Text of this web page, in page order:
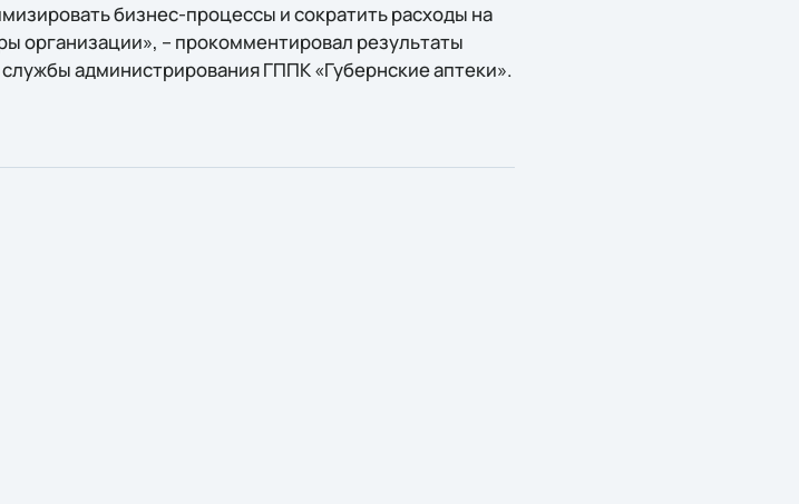
бизнес-процессы и сократить расходы на
организации», – прокомментировал результаты
администрирования ГППК «Губернские аптеки».